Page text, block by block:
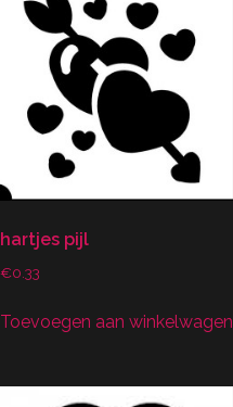
hartjes pijl
€0.33
Toevoegen aan winkelwagen